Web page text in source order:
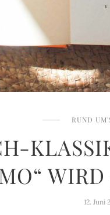
RUND
12. Juni